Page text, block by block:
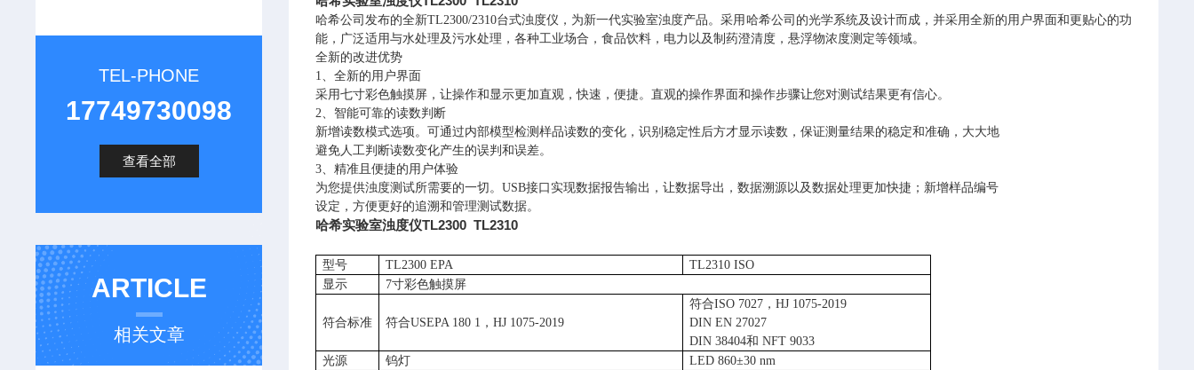
TEL-PHONE
17749730098
查看全部
ARTICLE
相关文章
哈希公司发布的全新TL2300/2310台式浊度仪，为新一代实验室浊度产品。采用哈希公司的光学系统及设计而成，并采用全新的用户界面和更贴心的功
能，广泛适用与水处理及污水处理，各种工业场合，食品饮料，电力以及制药澄清度，悬浮物浓度测定等领域。
全新的改进优势
1、全新的用户界面
采用七寸彩色触摸屏，让操作和显示更加直观，快速，便捷。直观的操作界面和操作步骤让您对测试结果更有信心。
2、智能可靠的读数判断
新增读数模式选项。可通过内部模型检测样品读数的变化，识别稳定性后方才显示读数，保证测量结果的稳定和准确，大大地
避免人工判断读数变化产生的误判和误差。
3、精准且便捷的用户体验
为您提供浊度测试所需要的一切。USB接口实现数据报告输出，让数据导出，数据溯源以及数据处理更加快捷；新增样品编号
设定，方便更好的追溯和管理测试数据。
哈希实验室浊度仪TL2300 TL2310
型号 TL2300 EPA
TL2310 ISO
显示
7寸彩色触摸屏
符合标准 符合USEPA 180 1 ，HJ 1075-2019
符合ISO 7027 ，HJ 1075-2019
DIN EN 27027
DIN 38404和NFT 9033
光源
钨灯 LED 860±30 nm